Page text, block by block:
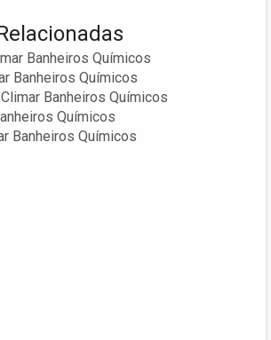
Banheiros Químicos
Banheiros Químicos
Banheiros Químicos
Químicos
Banheiros Químicos